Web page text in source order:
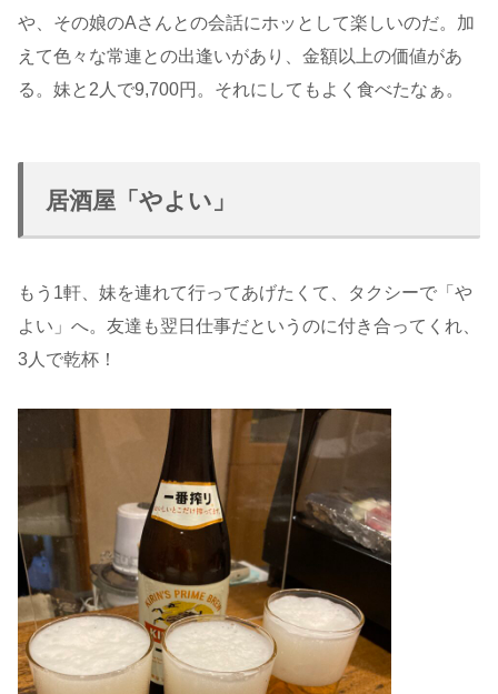
や、その娘のAさんとの会話にホッとして楽しいのだ。加
えて色々な常連との出逢いがあり、金額以上の価値があ
る。妹と2人で9,700円。それにしてもよく食べたなぁ。
居酒屋「やよい」
もう1軒、妹を連れて行ってあげたくて、タクシーで「や
よい」へ。友達も翌日仕事だというのに付き合ってくれ、
3人で乾杯！